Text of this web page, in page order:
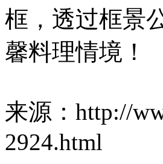
框，透过框景
馨料理情境！
来源：http://
2924.html